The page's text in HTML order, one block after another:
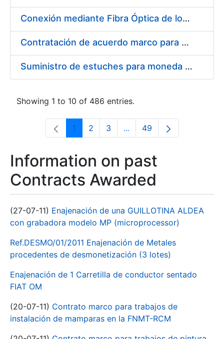
Conexión mediante Fibra Óptica de los Centros de Proceso de Datos (CPDs) de las sedes de la FNMT-RCM de Burgos y Madrid
Contratación de acuerdo marco para el Suministro de Material de Electricidad para la Fábrica Nacional de Moneda y Timbre-Real Casa de la Moneda en su centro de trabajo de Burgos
Suministro de estuches para moneda de 30 €
Showing 1 to 10 of 486 entries.
Page
1 Page
2 Page
3 ...Intermediate Pages Use
Page
49
Information on past
Contracts Awarded
(27-07-11) Enajenación de una GUILLOTINA ALDEA
con grabadora modelo MP (microprocessor)
Ref.DESMO/01/2011 Enajenación de Metales
procedentes de desmonetización (3 lotes)
Enajenación de 1 Carretilla de conductor sentado
FIAT OM
(20-07-11) Contrato marco para trabajos de
instalación de mamparas en la FNMT-RCM